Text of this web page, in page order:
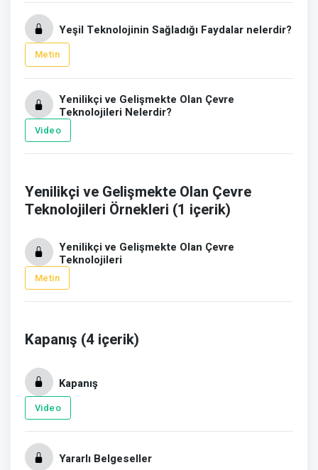
Yeşil Teknolojinin Sağladığı Faydalar nelerdir?
Metin
Yenilikçi ve Gelişmekte Olan Çevre
Teknolojileri Nelerdir?
Video
Yenilikçi ve Gelişmekte Olan Çevre
Teknolojileri Örnekleri (1 içerik)
Yenilikçi ve Gelişmekte Olan Çevre
Teknolojileri
Metin
Kapanış (4 içerik)
Kapanış
Video
Yararlı Belgeseller